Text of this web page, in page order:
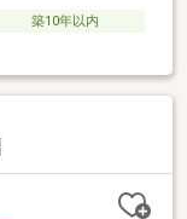
築10年以内